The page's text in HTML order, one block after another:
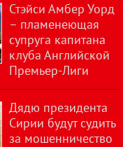
Стэйси Амбер Уорд
– пламенеющая
супруга капитана
клуба Английской
Премьер-Лиги
Дядю президента
Сирии будут судить
за мошенничество